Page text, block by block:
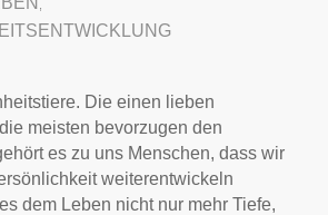
Die einen lieben
meisten bevorzugen den
es zu uns Menschen, dass wir
weiterentwickeln
dem Leben nicht nur mehr Tiefe,